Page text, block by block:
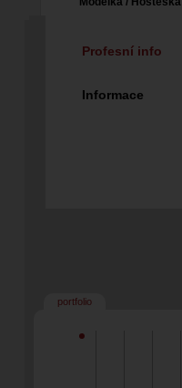
Profesní info
Informace
portfolio